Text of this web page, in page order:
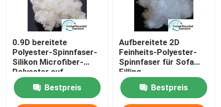
Polymer-Kissen
0.9D bereitete
Polyester-Spinnfaser-
Silikon Microfiber-
Polyester auf
Bestpreis
Aufbereitete 2D
Feinheits-Polyester-
Spinnfaser für Sofa
Filling
Bestpreis